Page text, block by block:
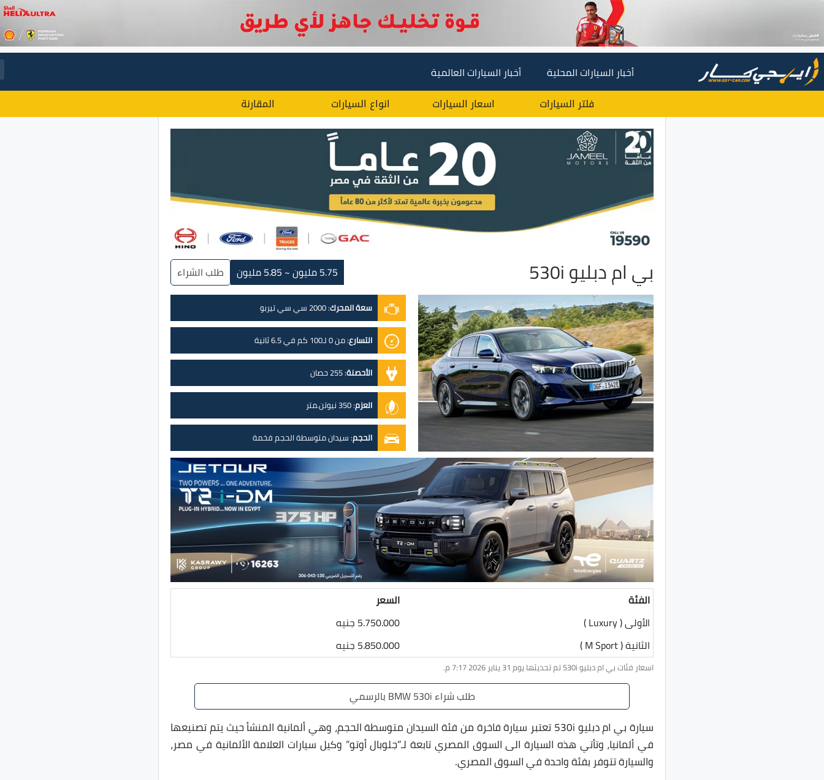
أخبار السيارات المحلية أخبار السيارات العالمية
فلتر السيارات اسعار السيارات انواع السيارات المقارنة
بي ام دبليو 530i 5.75 مليون ~ 5.85 مليون طلب الشراء
سعة المحرك:2000 سي سي تيربو
التسارع:من 0 لـ100 كم في 6.5 ثانية
الأحصنة:255 حصان
العزم:350 نيوتن.متر
الحجم:سيدان متوسطة الحجم فخمة
الفئة
السعر
الأولى ( Luxury )
5.750.000 جنيه
الثانية ( M Sport )
5.850.000 جنيه
اسعار فئات بي ام دبليو 530i تم تحديثها يوم 31 يناير 2026 7:17 م.
طلب شراء BMW 530i بالرسمي
سيارة بي ام دبليو 530i تعتبر سيارة فاخرة من فئة السيدان متوسطة الحجم، وهي ألمانية المنشأ حيث يتم تصنيعها
في ألمانيا، وتأتي هذه السيارة الى السوق المصري تابعة لـ”جلوبال أوتو” وكيل سيارات العلامة الألمانية في مصر،
والسيارة تتوفر بفئة واحدة في السوق المصري.